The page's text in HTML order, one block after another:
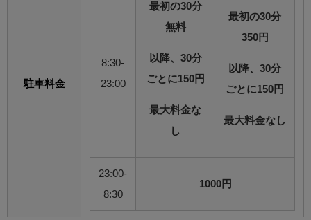
駐車料金
8:30-
23:00
最初の30分
無料
以降、30分
ごとに150円
最大料金な
し
最初の30分
350円
以降、30分
ごとに150円
最大料金なし
23:00-
8:30
1000円